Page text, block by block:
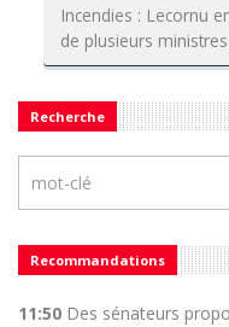
Incendies : Lecornu
de plusieurs
Recherche
Recommandations
11:50 Des sénateurs